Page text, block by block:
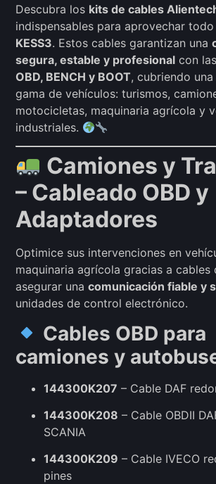
Descubra los kits de cables
indispensables para aprovechar
KESS3. Estos cables garantizan una
segura, estable y profesional con
OBD, BENCH y BOOT, cubriendo
gama de vehículos: turismos,
motocicletas, maquinaria agrícola y
industriales.
Camiones y
– Cableado OBD y
Adaptadores
Optimice sus intervenciones en
maquinaria agrícola gracias a cables
asegurar una comunicación fiable y
unidades de control electrónico.
Cables OBD para
camiones y
144300K207 – Cable DAF
144300K208 – Cable OBDII
SCANIA
144300K209 – Cable IVECO
pines